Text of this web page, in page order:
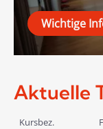
Wichtige
Aktuelle
Kursbez.